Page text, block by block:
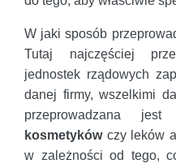
W jaki sposób
Tutaj najczęściej
jednostek rządowych
danej firmy, wszelkimi
przeprowadzana jest
kosmetykówczy leków
w zależności od tego,